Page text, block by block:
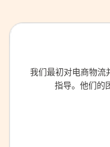
我们最初对电商物流
指导。他们的